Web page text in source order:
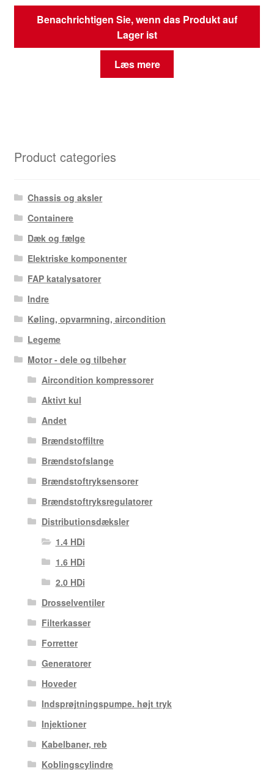
Benachrichtigen Sie, wenn das Produkt auf
Lager ist
Læs mere
Product categories
Chassis og aksler
Containere
Dæk og fælge
Elektriske komponenter
FAP katalysatorer
Indre
Køling, opvarmning, aircondition
Legeme
Motor - dele og tilbehør
Aircondition kompressorer
Aktivt kul
Andet
Brændstoffiltre
Brændstofslange
Brændstoftryksensorer
Brændstoftryksregulatorer
Distributionsdæksler
1.4 HDi
1.6 HDi
2.0 HDi
Drosselventiler
Filterkasser
Forretter
Generatorer
Hoveder
Indsprøjtningspumpe. højt tryk
Injektioner
Kabelbaner, reb
Koblingscylindre